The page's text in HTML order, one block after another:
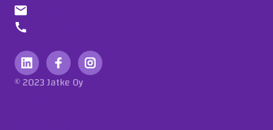
© 2023 Jatke Oy